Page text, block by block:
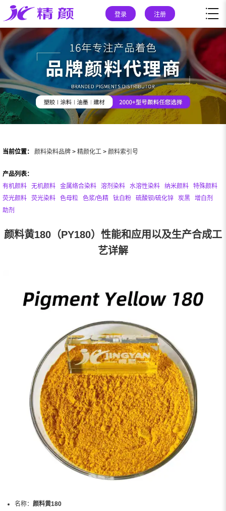
登录 注册
当前位置： 颜料染料品牌 > 精颜化工 > 颜料索引号
产品列表：
有机颜料
无机颜料 金属络合染料 溶剂染料 水溶性染料 纳米颜料
特殊颜料
荧光颜料
荧光染料 色母粒 色浆/色精 钛白粉 硫酸钡/硫化锌 炭黑
增白剂
助剂
颜料黄180（PY180）性能和应用以及生产合成工
艺详解
名称： 颜料黄180